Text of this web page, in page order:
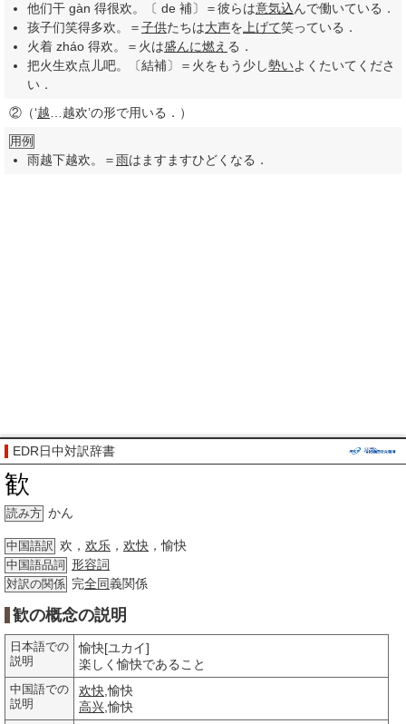
他们干 gàn 得很欢。〔 de 補〕＝彼らは意気込んで働いている．
孩子们笑得多欢。＝子供たちは大声を 上げて笑っている．
火着 zháo 得欢。＝火は盛んに燃え る．
把火生欢点儿吧。〔結補〕＝火をもう少し勢いよくたいてくださ
い．
② （‘越 …越欢’の形で用いる．）
用例
雨越下越欢。＝雨はますますひどくなる．
EDR日中対訳辞書
歓
読み方 かん
中国語訳 欢， 欢乐 ， 欢快 ，愉快
中国語品詞 形容詞
対訳の関係 完全同義関係
歓の概念の説明
日本語での
説明
愉快[ユカイ]
楽しく愉快であること
中国語での
説明
欢快,愉快
高兴,愉快